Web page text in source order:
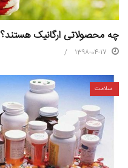
چه محصولاتی ارگانیک هستند؟
1398-04-17
سلامت